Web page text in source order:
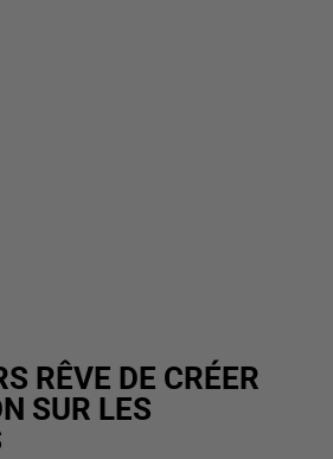
RÊVE DE CRÉER
SUR LES